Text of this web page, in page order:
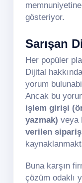
gösteriyor.
Sarışan
Her popüler
Dijital
yorum
Ancak bu
işlem girişi
yazmak) veya
verilen
Buna karşın
çözüm odaklı